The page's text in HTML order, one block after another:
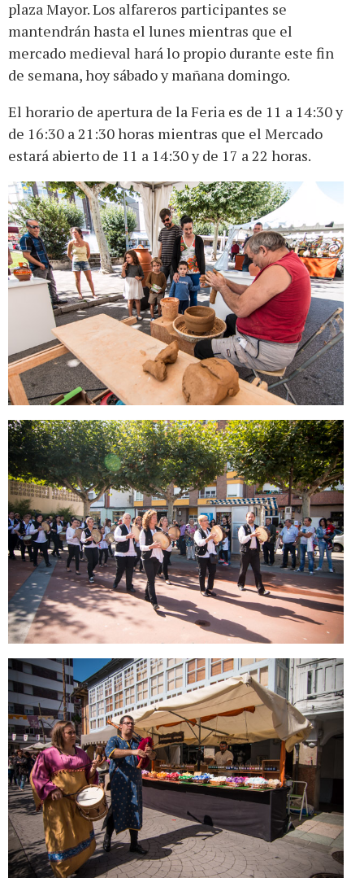
plaza Mayor. Los alfareros participantes se
mantendrán hasta el lunes mientras que el
mercado medieval hará lo propio durante este fin
de semana, hoy sábado y mañana domingo.
El horario de apertura de la Feria es de 11 a 14:30 y
de 16:30 a 21:30 horas mientras que el Mercado
estará abierto de 11 a 14:30 y de 17 a 22 horas.